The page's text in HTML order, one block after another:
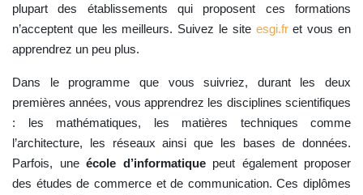
plupart des établissements qui proposent ces formations
n’acceptent que les meilleurs. Suivez le site esgi.fret vous en
apprendrez un peu plus.
Dans le programme que vous suivriez, durant les deux
premières années, vous apprendrez les disciplines scientifiques
: les mathématiques, les matières techniques comme
l’architecture, les réseaux ainsi que les bases de données.
Parfois, uneécole d’informatiquepeut également proposer
des études de commerce et de communication. Ces diplômes